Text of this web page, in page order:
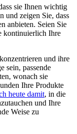
sie Ihnen wichtig
und zeigen Sie, dass
anbieten. ‌Seien‍ Sie‌
kontinuierlich Ihre
‌und ihre
sein, passende
wonach sie
Ihre Produkte
heute damit, in ‍die
und Ihre
Weise zu